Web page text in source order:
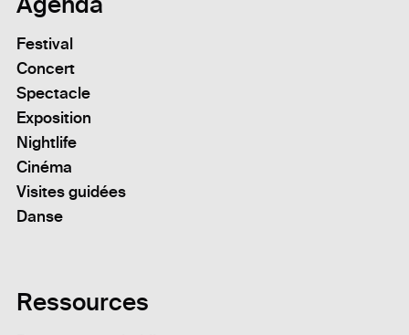
Festival
Concert
Spectacle
Exposition
Nightlife
Cinéma
Visites guidées
Danse
Ressources